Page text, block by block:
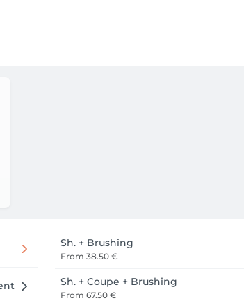
Sh. + Brushing
From 38.50 €
Sh. + Coupe + Brushing
From 67.50 €